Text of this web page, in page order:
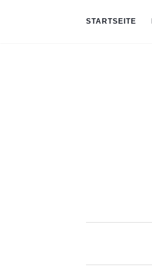
STARTSEITE